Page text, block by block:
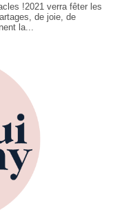
!2021 verra fêter les
de joie, de
la...